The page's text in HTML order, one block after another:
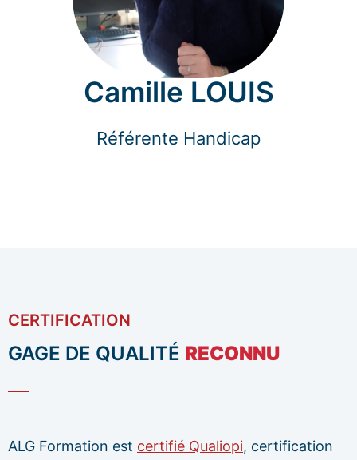
Camille LOUIS
Référente Handicap
CERTIFICATION
GAGE DE QUALITÉ RECONNU
ALG Formation est certifié Qualiopi, certification